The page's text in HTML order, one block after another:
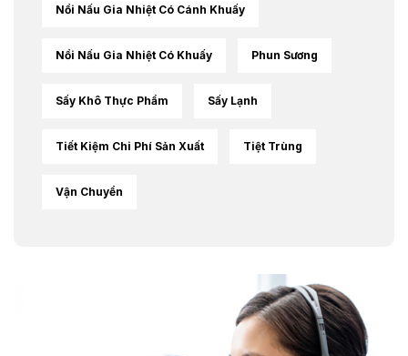
Nồi Nấu Gia Nhiệt Có Cánh Khuấy
Nồi Nấu Gia Nhiệt Có Khuấy Phun Sương
Sấy Khô Thực Phẩm Sấy Lạnh
Tiết Kiệm Chi Phí Sản Xuất Tiệt Trùng
Vận Chuyển